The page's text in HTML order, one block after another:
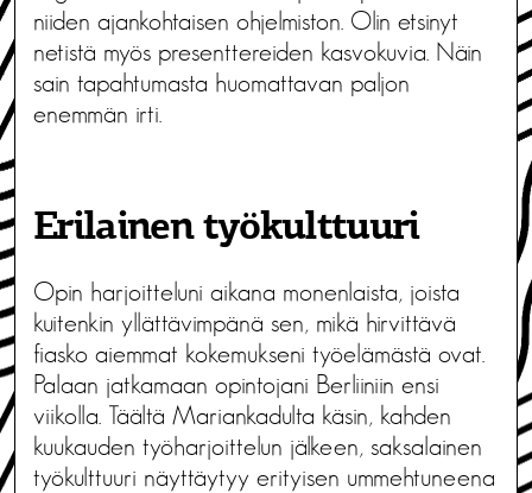
niiden ajankohtaisen ohjelmiston. Olin etsinyt
netistä myös presenttereiden kasvokuvia. Näin
sain tapahtumasta huomattavan paljon
enemmän irti.
Erilainen työkulttuuri
Opin harjoitteluni aikana monenlaista, joista
kuitenkin yllättävimpänä sen, mikä hirvittävä
fiasko aiemmat kokemukseni työelämästä ovat.
Palaan jatkamaan opintojani Berliiniin ensi
viikolla. Täältä Mariankadulta käsin, kahden
kuukauden työharjoittelun jälkeen, saksalainen
työkulttuuri näyttäytyy erityisen ummehtuneena